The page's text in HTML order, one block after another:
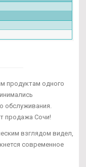
продуктам одного
обслуживания.
продажа Сочи!
взглядом видел,
современное